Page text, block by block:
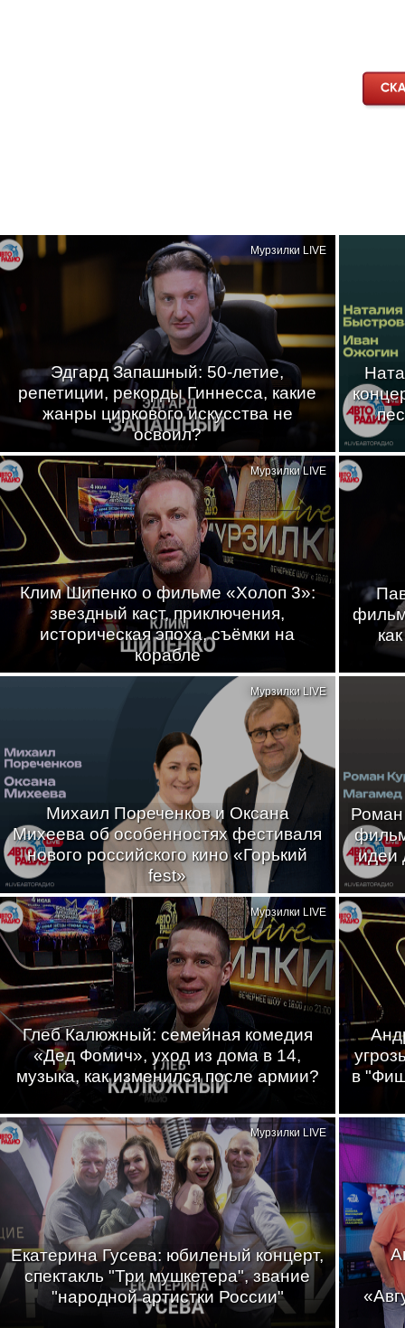
Эдгард Запашный: 50-летие,
репетиции, рекорды Гиннесса, какие
жанры циркового искусства не
освоил?
Мурзилки LIVE
Клим Шипенко о фильме «Холоп 3»:
звездный каст, приключения,
историческая эпоха, съёмки на
корабле
Мурзилки LIVE
Михаил Пореченков и Оксана
Михеева об особенностях фестиваля
нового российского кино «Горький
fest»
Мурзилки LIVE
идеи
Глеб Калюжный: семейная комедия
«Дед Фомич», уход из дома в 14,
музыка, как изменился после армии?
Мурзилки LIVE
в
Екатерина Гусева: юбиленый концерт,
спектакль "Три мушкетера", звание
"народной артистки России"
Мурзилки LIVE